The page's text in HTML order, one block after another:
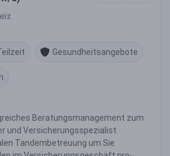
Gesundheitsangebote
Beratungsmanagement zum
und Versicherungsspezialist
Tandembetreuung um.Sie